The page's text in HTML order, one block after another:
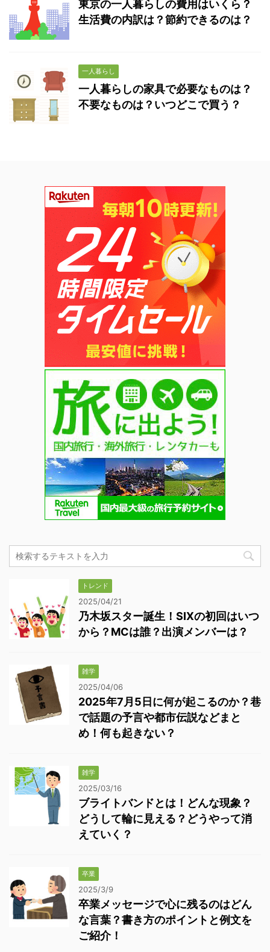
東京の一人暮らしの費用はいくら？
生活費の内訳は？節約できるのは？
一人暮らし
一人暮らしの家具で必要なものは？
不要なものは？いつどこで買う？
トレンド
2025/04/21
乃木坂スター誕生！SIXの初回はいつ
から？MCは誰？出演メンバーは？
雑学
2025/04/06
2025年7月5日に何が起こるのか？巷
で話題の予言や都市伝説などまと
め！何も起きない？
雑学
2025/03/16
ブライトバンドとは！どんな現象？
どうして輪に見える？どうやって消
えていく？
卒業
2025/3/9
卒業メッセージで心に残るのはどん
な言葉？書き方のポイントと例文を
ご紹介！